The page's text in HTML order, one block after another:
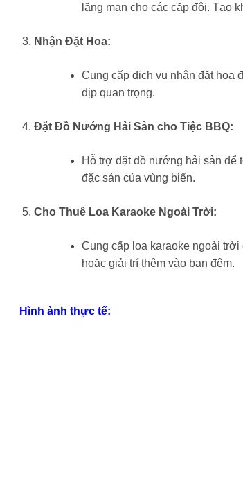
lãng mạn cho các cặp đôi. Tạo
Nhận Đặt Hoa:
Cung cấp dịch vụ nhận đặt hoa
dịp quan trọng.
Đặt Đồ Nướng Hải Sản cho Tiệc BBQ:
Hỗ trợ đặt đồ nướng hải sản để
đặc sản của vùng biển.
Cho Thuê Loa Karaoke Ngoài Trời:
Cung cấp loa karaoke ngoài
hoặc giải trí thêm vào ban đêm.
Hình ảnh thực tế: